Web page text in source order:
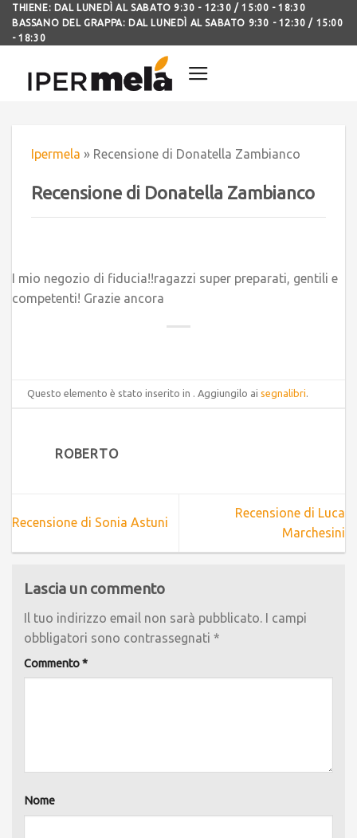
THIENE: DAL LUNEDÌ AL SABATO 9:30 - 12:30 / 15:00 - 18:30
BASSANO DEL GRAPPA: DAL LUNEDÌ AL SABATO 9:30 - 12:30 / 15:00
- 18:30
Ipermela » Recensione di Donatella Zambianco
Recensione di Donatella Zambianco
I mio negozio di fiducia!!ragazzi super preparati, gentili e
competenti! Grazie ancora
Questo elemento è stato inserito in . Aggiungilo aisegnalibri.
ROBERTO
Recensione di Sonia Astuni
Recensione di Luca
Marchesini
Lascia un commento
Il tuo indirizzo email non sarà pubblicato. I campi
obbligatori sono contrassegnati *
Commento*
Nome